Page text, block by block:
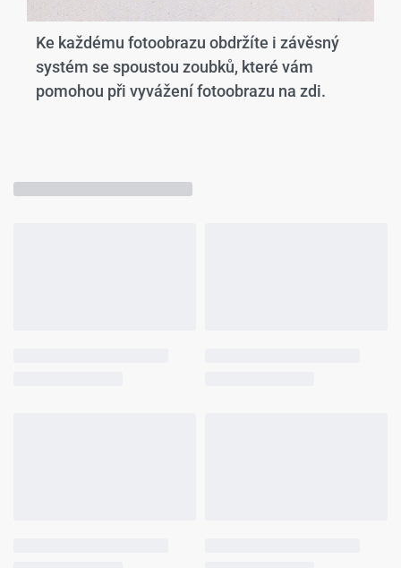
Ke každému fotoobrazu obdržíte i závěsný
systém se spoustou zoubků, které vám
pomohou při vyvážení fotoobrazu na zdi.